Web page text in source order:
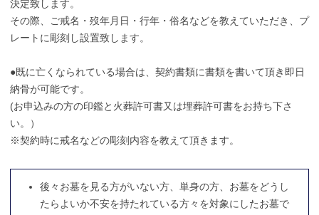
決定致します。
その際、ご戒名・歿年月日・行年・俗名などを教えていただき、プ
レートに彫刻し設置致します。
●既に亡くなられている場合は、契約書類に書類を書いて頂き即日
納骨が可能です。
(お申込みの方の印鑑と火葬許可書又は埋葬許可書をお持ち下さ
い。）
※契約時に戒名などの彫刻内容を教えて頂きます。
後々お墓を見る方がいない方、単身の方、お墓をどうし
たらよいか不安を持たれている方々を対象にしたお墓で